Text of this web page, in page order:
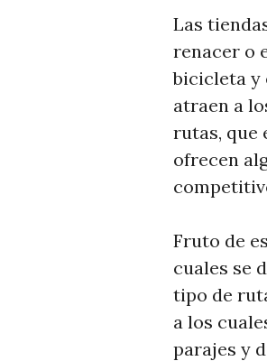
Las
renacer o
bicicleta y
atraen a
rutas, que
ofrecen
Fruto de
cuales se
tipo de
a los
parajes y